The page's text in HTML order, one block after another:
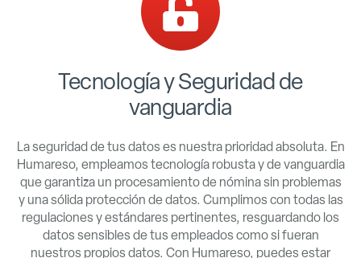
Tecnología y Seguridad de
vanguardia
La seguridad de tus datos es nuestra prioridad absoluta. En
Humareso, empleamos tecnología robusta y de vanguardia
que garantiza un procesamiento de nómina sin problemas
y una sólida protección de datos. Cumplimos con todas las
regulaciones y estándares pertinentes, resguardando los
datos sensibles de tus empleados como si fueran
nuestros propios datos. Con Humareso, puedes estar